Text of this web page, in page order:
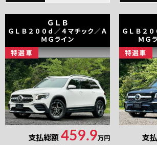
ＧＬＢ
ＧＬＢ２００ｄ／４マチック／Ａ
ＭＧライン
特選 車
支払総額459.9万円
ＧＬＢ２
ＭＧ
特選 車
支